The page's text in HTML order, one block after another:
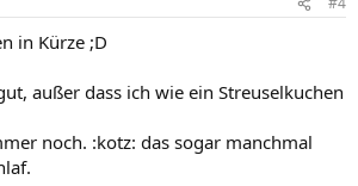
in Kürze ;D
außer dass ich wie ein Streuselkuchen
noch. :kotz: das sogar manchmal